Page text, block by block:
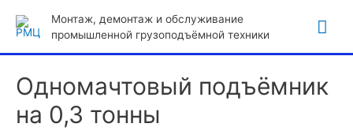
Монтаж, демонтаж и обслуживание
промышленной грузоподъёмной техники
Одномачтовый подъёмник
на 0,3 тонны